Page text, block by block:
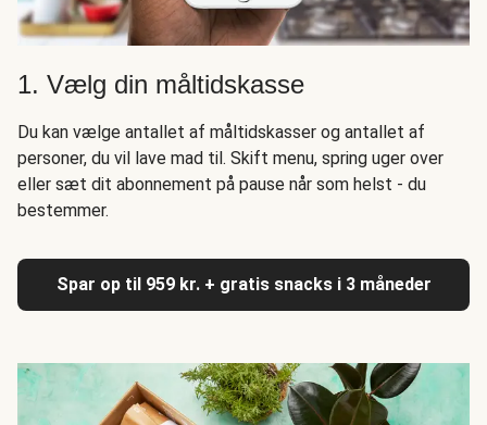
1. Vælg din måltidskasse
Du kan vælge antallet af måltidskasser og antallet af
personer, du vil lave mad til. Skift menu, spring uger over
eller sæt dit abonnement på pause når som helst - du
bestemmer.
Spar op til 959 kr. + gratis snacks i 3 måneder